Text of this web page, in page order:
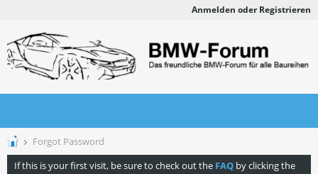
Anmelden oder Registrieren
Forgot Password
If this is your first visit, be sure to check out the FAQ by clicking the